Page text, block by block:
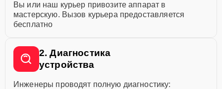
Вы или наш курьер привозите аппарат в
мастерскую. Вызов курьера предоставляется
бесплатно
2. Диагностика
устройства
Инженеры проводят полную диагностику: